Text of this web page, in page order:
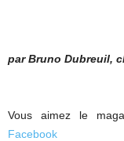
par Bruno Dubreuil,
Vous aimez le
Facebook